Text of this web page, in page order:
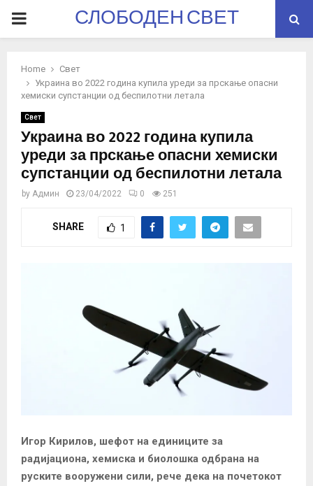
PRIMARYСЛОБОДЕН СВЕТ
Home
Свет
Украина во 2022 година купила уреди за прскање опасни
хемиски супстанции од беспилотни летала
Свет
Украина во 2022 година купила
уреди за прскање опасни хемиски
супстанции од беспилотни летала
by Админ 23/04/2022 0 251
SHARE 1
Игор Кирилов, шефот на единиците за
радијациона, хемиска и биолошка одбрана на
руските вооружени сили, рече дека на почетокот